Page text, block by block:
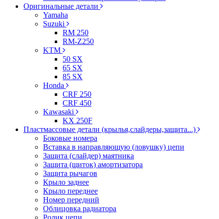
Оригинальные детали
Yamaha
Suzuki
RM 250
RM-Z250
KTM
50 SX
65 SX
85 SX
Honda
CRF 250
CRF 450
Kawasaki
KX 250F
Пластмассовые детали (крылья,слайдеры,защита...)
Боковые номера
Вставка в направляющую (ловушку) цепи
Защита (слайдер) маятника
Защита (щиток) амортизатора
Защита рычагов
Крыло заднее
Крыло переднее
Номер передний
Облицовка радиатора
Ролик цепи